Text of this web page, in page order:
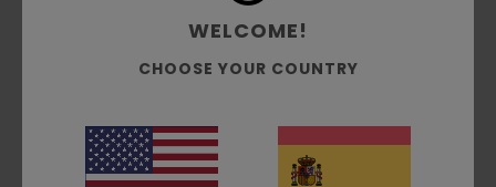
Confección del tejido:tejido polar sherpa
corte relajado
Bolsillos:bolsillos con cremallera
Otras características:
parche de silicona
WELCOME!
CHOOSE YOUR COUNTRY